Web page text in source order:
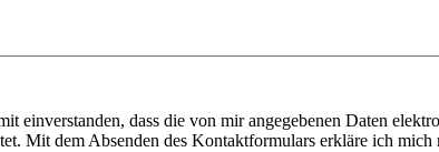
einverstanden, dass die von mir angegebenen Daten
Mit dem Absenden des Kontaktformulars erkläre ich